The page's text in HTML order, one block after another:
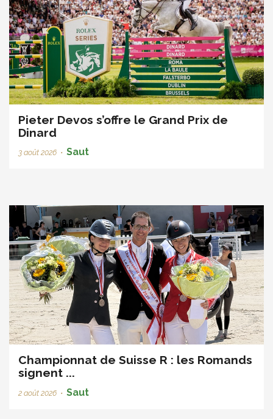
Pieter Devos s’offre le Grand Prix de
Dinard
3 août 2026 • Saut
Championnat de Suisse R : les Romands
signent ...
2 août 2026 • Saut